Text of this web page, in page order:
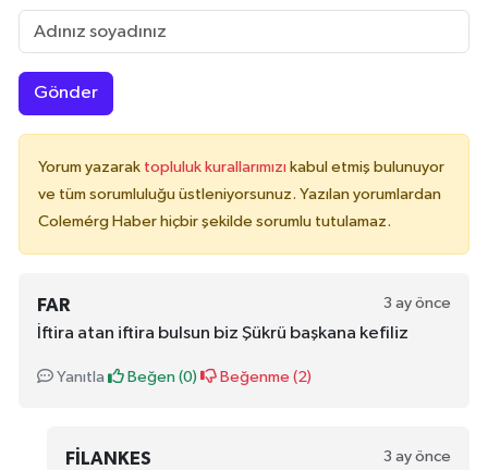
Gönder
Yorum yazarak topluluk kurallarımızı kabul etmiş bulunuyor
ve tüm sorumluluğu üstleniyorsunuz. Yazılan yorumlardan
Colemérg Haber hiçbir şekilde sorumlu tutulamaz.
FAR 3 ay önce
İftira atan iftira bulsun biz Şükrü başkana kefiliz
Yanıtla Beğen (0) Beğenme (2)
FILANKES 3 ay önce